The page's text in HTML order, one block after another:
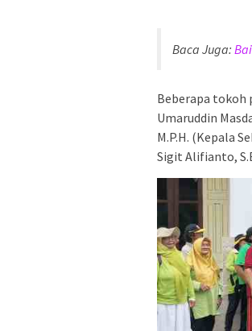
Baca Juga:
Beberapa tokoh
Umaruddin
M.P.H. (Kepala
Sigit Alifianto,